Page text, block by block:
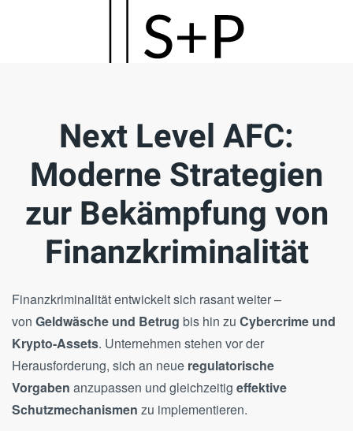
Next Level AFC:
Moderne Strategien
zur Bekämpfung von
Finanzkriminalität
Finanzkriminalität entwickelt sich rasant weiter –
von Geldwäsche und Betrug bis hin zu Cybercrime und
Krypto-Assets. Unternehmen stehen vor der
Herausforderung, sich an neue regulatorische
Vorgaben anzupassen und gleichzeitig effektive
Schutzmechanismen zu implementieren.